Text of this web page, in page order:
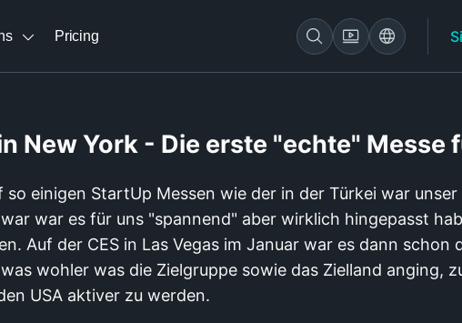
Pricing
New York - Die erste "echte" Messe
einigen StartUp Messen wie der in der Türkei war
war es für uns "spannend" aber wirklich hingepasst
Auf der CES in Las Vegas im Januar war es dann schon
wohler was die Zielgruppe sowie das Zielland anging,
USA aktiver zu werden.